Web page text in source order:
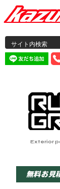
Exterior
無料お見